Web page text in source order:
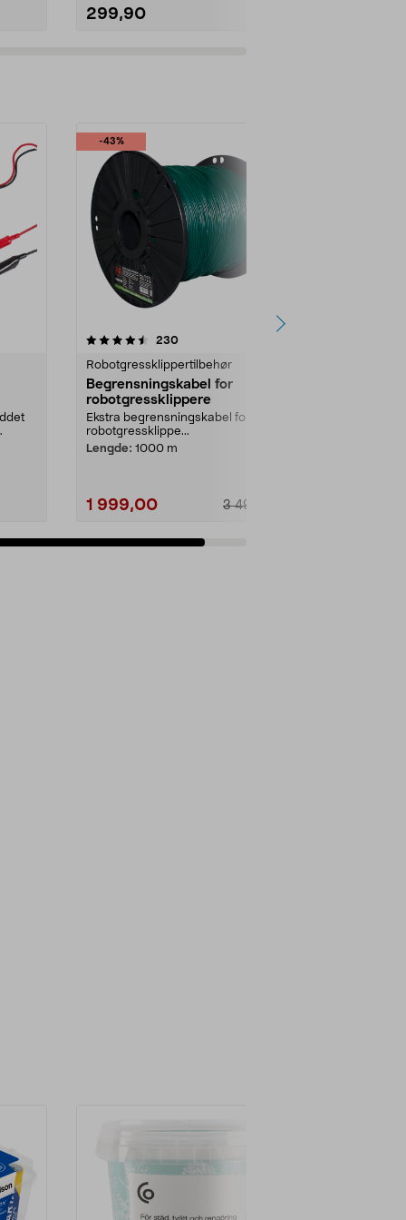
299,90
-43%
230anmeldelser
Robotgressklippertilbehør
Begrensningskabel for
robotgressklippere
Ekstra begrensningskabel for
robotgressklippe...
Lengde: 1000 m
3 490,00
1 999,00